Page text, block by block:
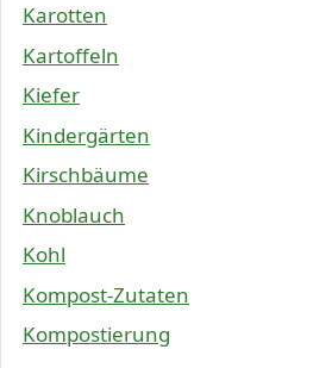
Karotten
Kartoffeln
Kiefer
Kindergärten
Kirschbäume
Knoblauch
Kohl
Kompost-Zutaten
Kompostierung